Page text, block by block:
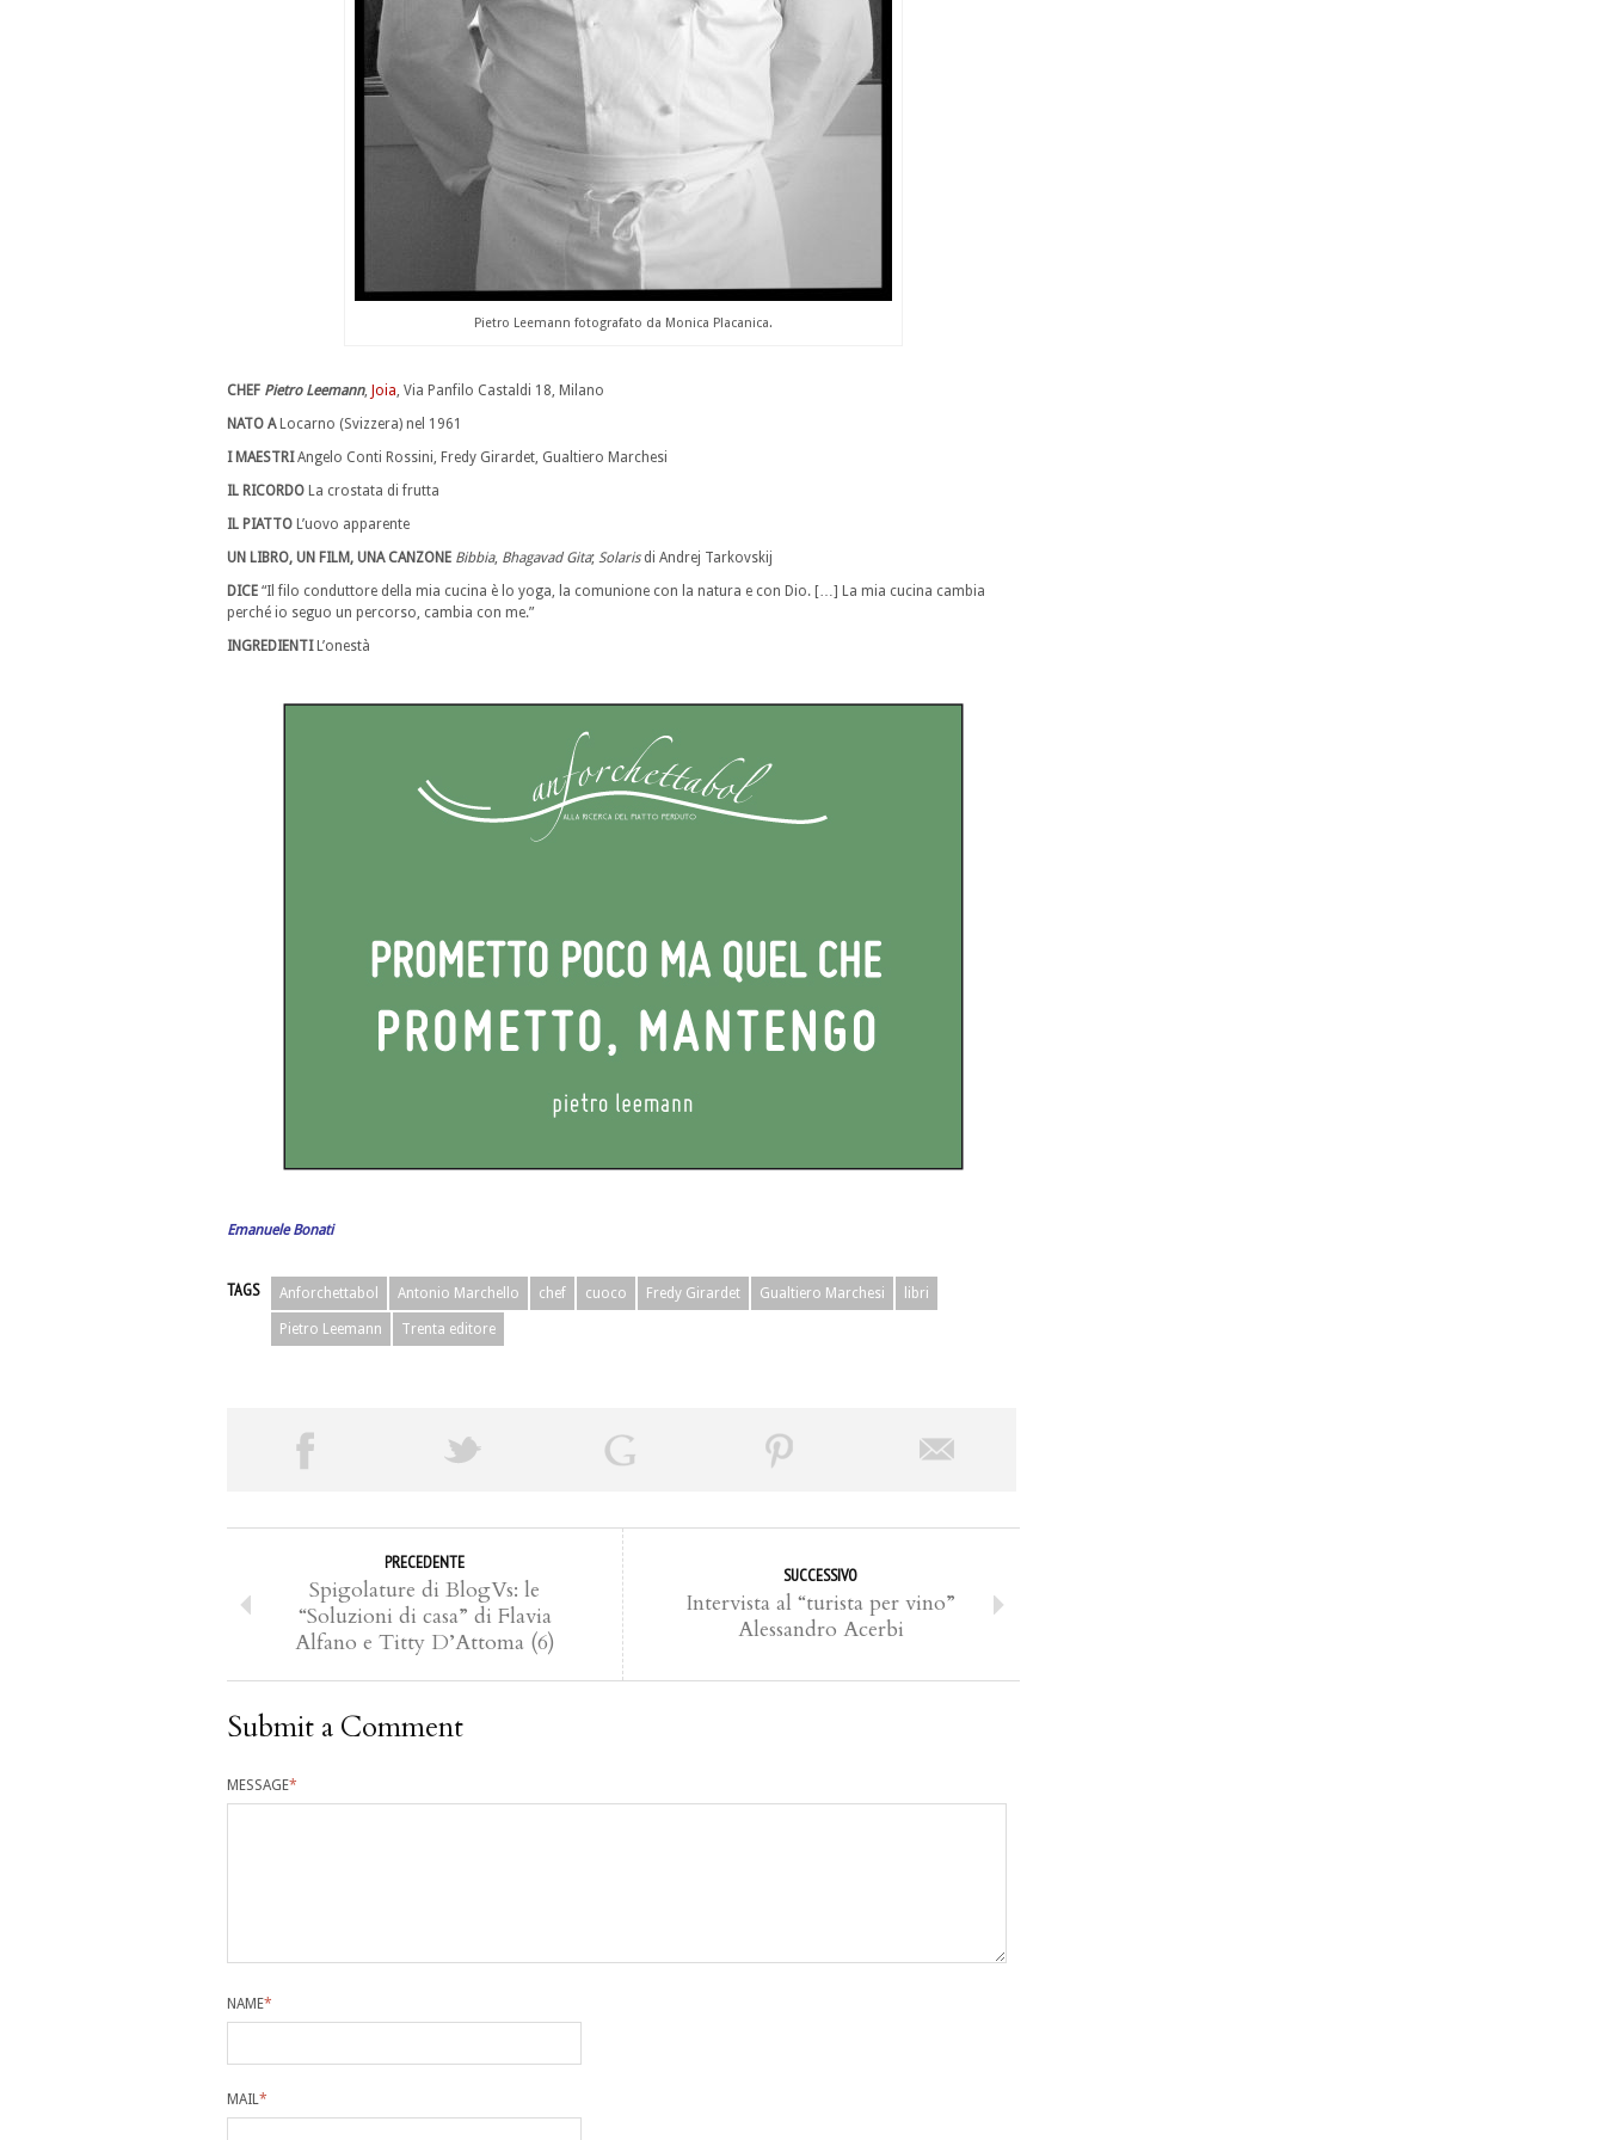
Pietro Leemann fotografato da Monica Placanica.
CHEF Pietro Leemann, Joia, Via Panfilo Castaldi 18, Milano
NATO A Locarno (Svizzera) nel 1961
I MAESTRIAngelo Conti Rossini, Fredy Girardet, Gualtiero Marchesi
IL RICORDO La crostata di frutta
IL PIATTO L’uovo apparente
UN LIBRO, UN FILM, UNA CANZONE Bibbia, Bhagavad Gita; Solaris di Andrej Tarkovskij
DICE “Il filo conduttore della mia cucina è lo yoga, la comunione con la natura e con Dio. […] La mia cucina cambia
perché io seguo un percorso, cambia con me.”
INGREDIENTI L’onestà
Emanuele Bonati
TAGS Anforchettabol Antonio Marchello chef cuoco Fredy Girardet Gualtiero Marchesi libri
Pietro Leemann Trenta editore
PRECEDENTE
Spigolature di BlogVs: le
“Soluzioni di casa” di Flavia
Alfano e Titty D’Attoma (6)
SUCCESSIVO
Intervista al “turista per vino”
Alessandro Acerbi
Submit a Comment
MESSAGE*
NAME*
MAIL*